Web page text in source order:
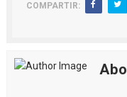
COMPARTIR: